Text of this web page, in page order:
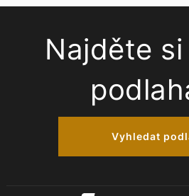
Najděte
Vyhledat